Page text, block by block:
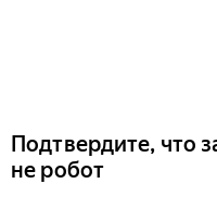
Подтвердите, что
не робот